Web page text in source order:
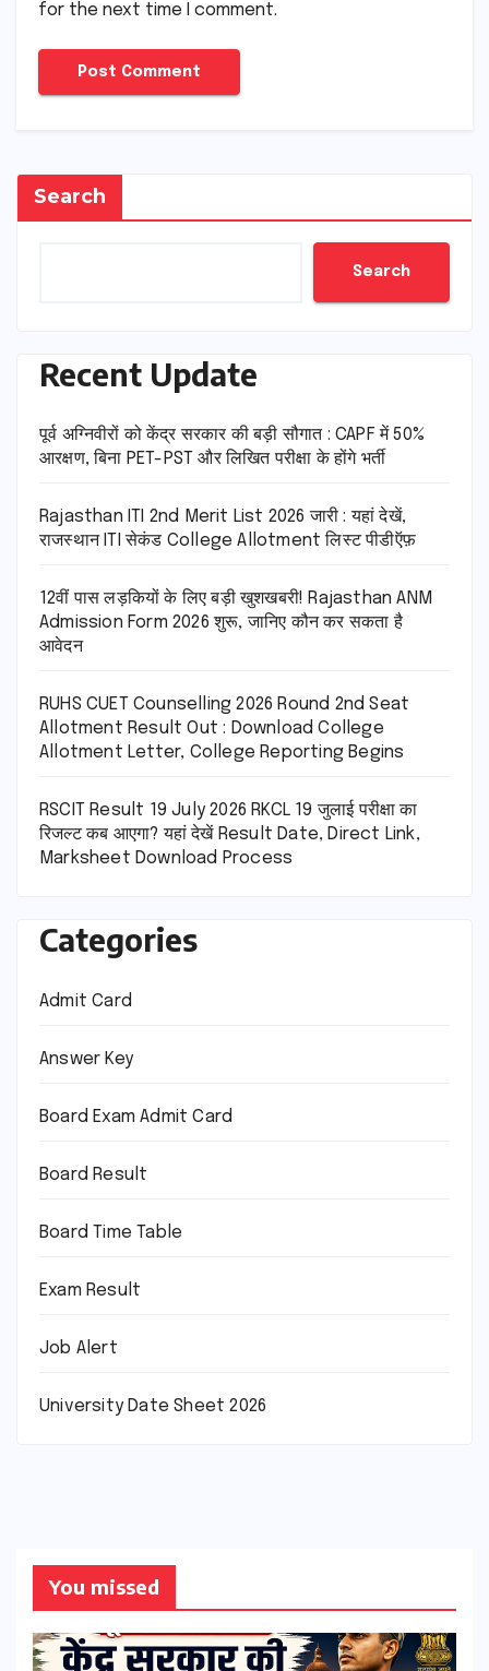
for the next time I comment.
Search
Search
Recent Update
पूर्व अग्निवीरों को केंद्र सरकार की बड़ी सौगात : CAPF में 50%
आरक्षण, बिना PET-PST और लिखित परीक्षा के होंगे भर्ती
Rajasthan ITI 2nd Merit List 2026 जारी : यहां देखें,
राजस्थान ITI सेकंड College Allotment लिस्ट पीडीऍफ़
12वीं पास लड़कियों के लिए बड़ी खुशखबरी! Rajasthan ANM
Admission Form 2026 शुरू, जानिए कौन कर सकता है
आवेदन
RUHS CUET Counselling 2026 Round 2nd Seat
Allotment Result Out : Download College
Allotment Letter, College Reporting Begins
RSCIT Result 19 July 2026 RKCL 19 जुलाई परीक्षा का
रिजल्ट कब आएगा? यहां देखें Result Date, Direct Link,
Marksheet Download Process
Categories
Admit Card
Answer Key
Board Exam Admit Card
Board Result
Board Time Table
Exam Result
Job Alert
University Date Sheet 2026
You missed